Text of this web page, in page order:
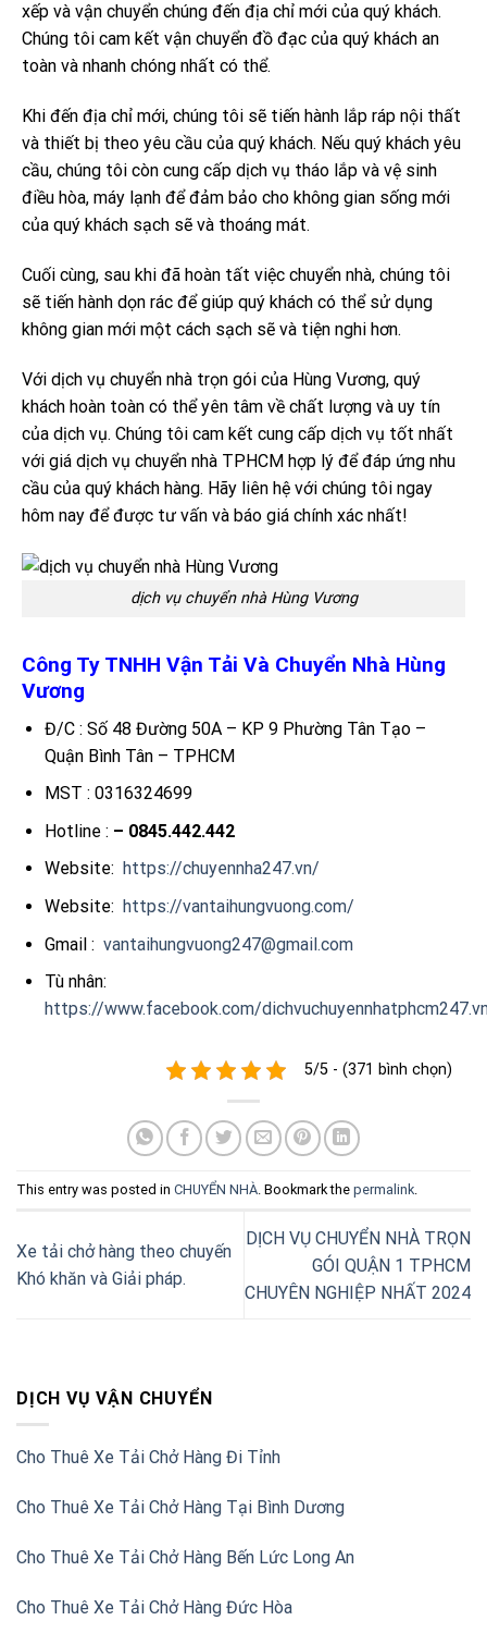
DỊCH VỤ VẬN CHUYỂN
Cho Thuê Xe Tải Chở Hàng Đi Tỉnh
Cho Thuê Xe Tải Chở Hàng Tại Bình Dương
Cho Thuê Xe Tải Chở Hàng Bến Lức Long An
Cho Thuê Xe Tải Chở Hàng Đức Hòa
xếp và vận chuyển chúng đến địa chỉ mới của quý khách.
Chúng tôi cam kết vận chuyển đồ đạc của quý khách an
toàn và nhanh chóng nhất có thể.
Khi đến địa chỉ mới, chúng tôi sẽ tiến hành lắp ráp nội thất
và thiết bị theo yêu cầu của quý khách. Nếu quý khách yêu
cầu, chúng tôi còn cung cấp dịch vụ tháo lắp và vệ sinh
điều hòa, máy lạnh để đảm bảo cho không gian sống mới
của quý khách sạch sẽ và thoáng mát.
Cuối cùng, sau khi đã hoàn tất việc chuyển nhà, chúng tôi
sẽ tiến hành dọn rác để giúp quý khách có thể sử dụng
không gian mới một cách sạch sẽ và tiện nghi hơn.
Với dịch vụ chuyển nhà trọn gói của Hùng Vương, quý
khách hoàn toàn có thể yên tâm về chất lượng và uy tín
của dịch vụ. Chúng tôi cam kết cung cấp dịch vụ tốt nhất
với giá dịch vụ chuyển nhà TPHCM hợp lý để đáp ứng nhu
cầu của quý khách hàng. Hãy liên hệ với chúng tôi ngay
hôm nay để được tư vấn và báo giá chính xác nhất!
dịch vụ chuyển nhà Hùng Vương
Công Ty TNHH Vận Tải Và Chuyển Nhà Hùng
Vương
Đ/C : Số 48 Đường 50A – KP 9 Phường Tân Tạo –
Quận Bình Tân – TPHCM
MST : 0316324699
Hotline : – 0845.442.442
Website: https://chuyennha247.vn/
Website: https://vantaihungvuong.com/
Gmail : vantaihungvuong247@gmail.com
Tù nhân:
https://www.facebook.com/
5/5 - (371 bình chọn)
This entry was posted in CHUYỂN NHÀ . Bookmark the permalink
Xe tải chở hàng theo chuyến
Khó khăn và Giải pháp.
DỊCH VỤ CHUYỂN NHÀ TRỌN
GÓI QUẬN 1 TPHCM
CHUYÊN NGHIỆP NHẤT 2024